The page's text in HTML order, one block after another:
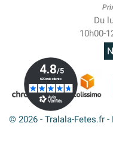
Du
10h00-
© 2026 - Tralala-Fetes.fr -